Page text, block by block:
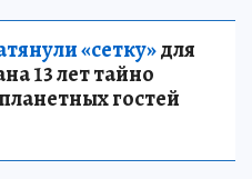
«сетку»для
13 лет тайно
гостей